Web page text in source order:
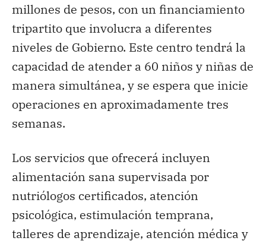
millones de pesos, con un financiamiento
tripartito que involucra a diferentes
niveles de Gobierno. Este centro tendrá la
capacidad de atender a 60 niños y niñas de
manera simultánea, y se espera que inicie
operaciones en aproximadamente tres
semanas.
Los servicios que ofrecerá incluyen
alimentación sana supervisada por
nutriólogos certificados, atención
psicológica, estimulación temprana,
talleres de aprendizaje, atención médica y